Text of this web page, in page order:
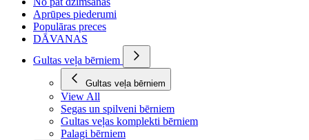
Aprūpes piederumi
Populāras preces
DĀVANAS
Gultas veļa bērniem
Gultas veļa bērniem
View All
Segas un spilveni bērniem
Gultas veļas komplekti bērniem
Palagi bērniem